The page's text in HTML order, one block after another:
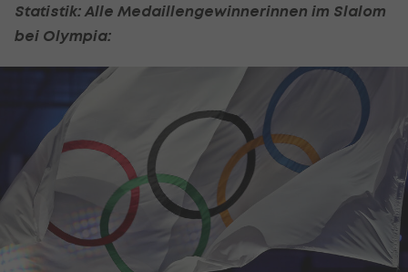
Statistik: Alle Medaillengewinnerinnen im Slalom
bei Olympia: